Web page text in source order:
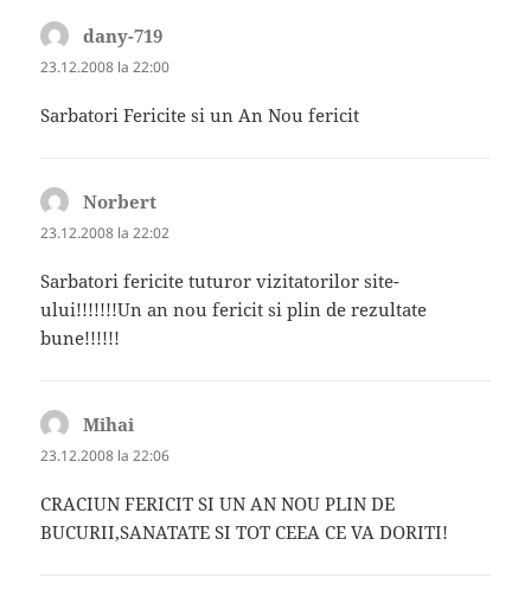
dany-719
23.12.2008 la 22:00
Sarbatori Fericite si un An Nou fericit
Norbert
23.12.2008 la 22:02
Sarbatori fericite tuturor vizitatorilor site-
ului!!!!!!!Un an nou fericit si plin de rezultate
bune!!!!!!
Mihai
23.12.2008 la 22:06
CRACIUN FERICIT SI UN AN NOU PLIN DE
BUCURII,SANATATE SI TOT CEEA CE VA DORITI!